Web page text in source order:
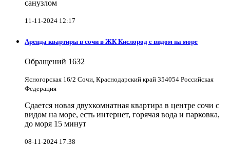
санузлом
11-11-2024 12:17
Аренда квартиры в сочи в ЖК Кислород с видом на море
Обращений 1632
Ясногорская 16/2 Сочи, Краснодарский край 354054 Российская
Федерация
Сдается новая двухкомнатная квартира в центре сочи с
видом на море, есть интернет, горячая вода и парковка,
до моря 15 минут
08-11-2024 17:38